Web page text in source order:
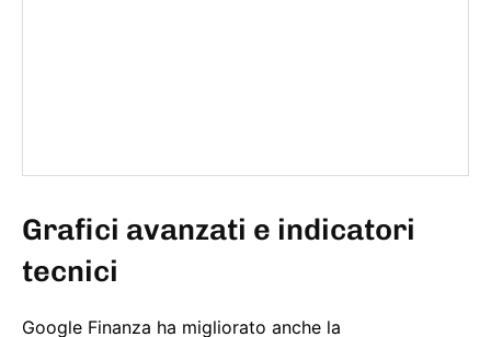
Grafici avanzati e indicatori
tecnici
Google Finanza ha migliorato anche la